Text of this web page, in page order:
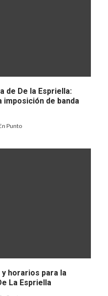
de De la Espriella:
imposición de banda
Punto
y horarios para la
La Espriella